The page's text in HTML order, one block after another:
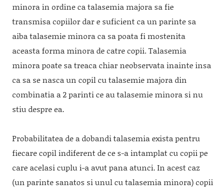
minora in ordine ca talasemia majora sa fie
transmisa copiilor dar e suficient ca un parinte sa
aiba talasemie minora ca sa poata fi mostenita
aceasta forma minora de catre copii. Talasemia
minora poate sa treaca chiar neobservata inainte insa
ca sa se nasca un copil cu talasemie majora din
combinatia a 2 parinti ce au talasemie minora si nu
stiu despre ea.
Probabilitatea de a dobandi talasemia exista pentru
fiecare copil indiferent de ce s-a intamplat cu copii pe
care acelasi cuplu i-a avut pana atunci. In acest caz
(un parinte sanatos si unul cu talasemia minora) copii